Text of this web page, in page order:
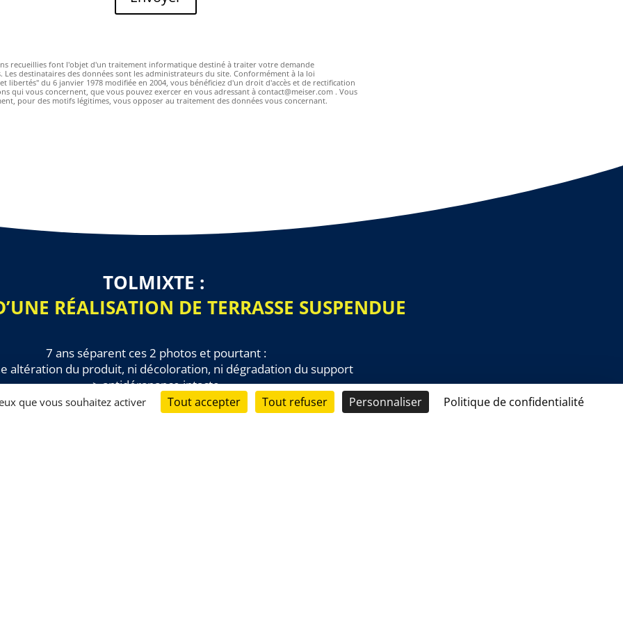
recueillies font l'objet d'un traitement informatique destiné à traiter votre demande
destinataires des données sont les administrateurs du site. Conformément à la loi
libertés" du 6 janvier 1978 modifiée en 2004, vous bénéficiez d'un droit d'accès et de rectification
qui vous concernent, que vous pouvez exercer en vous adressant à contact@meiser.com . Vous
pour des motifs légitimes, vous opposer au traitement des données vous concernant.
TOLMIXTE :
RÉALISATION DE TERRASSE SUSPENDUE
7 ans séparent ces 2 photos et pourtant :
altération du produit, ni décoloration, ni dégradation du support
> antidérapance intacte
que vous souhaitez activer Tout accepter Tout refuser Personnaliser Politique de confidentialité